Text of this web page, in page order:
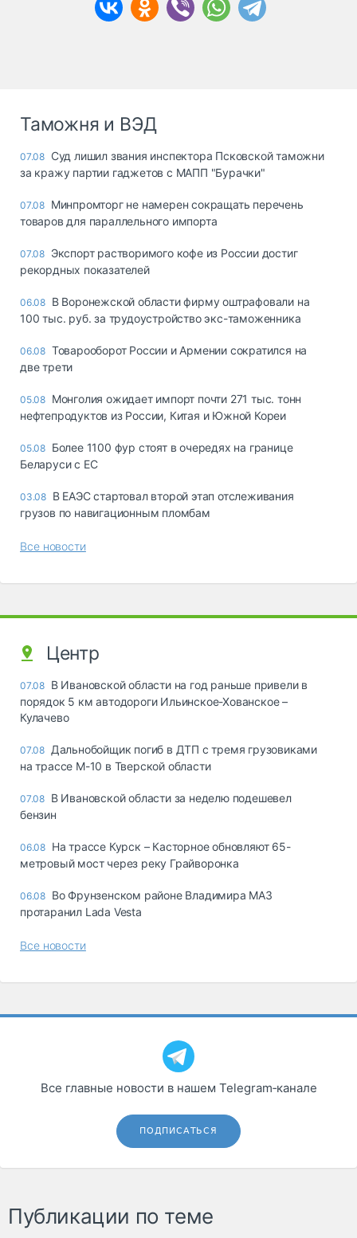
Таможня и ВЭД
07.08 Суд лишил звания инспектора Псковской таможни
за кражу партии гаджетов с МАПП "Бурачки"
07.08 Минпромторг не намерен сокращать перечень
товаров для параллельного импорта
07.08 Экспорт растворимого кофе из России достиг
рекордных показателей
06.08 В Воронежской области фирму оштрафовали на
100 тыс. руб. за трудоустройство экс-таможенника
06.08 Товарооборот России и Армении сократился на
две трети
05.08 Монголия ожидает импорт почти 271 тыс. тонн
нефтепродуктов из России, Китая и Южной Кореи
05.08 Более 1100 фур стоят в очередях на границе
Беларуси с ЕС
03.08 В ЕАЭС стартовал второй этап отслеживания
грузов по навигационным пломбам
Все новости
Центр
07.08 В Ивановской области на год раньше привели в
порядок 5 км автодороги Ильинское-Хованское –
Кулачево
07.08 Дальнобойщик погиб в ДТП с тремя грузовиками
на трассе М-10 в Тверской области
07.08 В Ивановской области за неделю подешевел
бензин
06.08 На трассе Курск – Касторное обновляют 65-
метровый мост через реку Грайворонка
06.08 Во Фрунзенском районе Владимира МАЗ
протаранил Lada Vesta
Все новости
Все главные новости в нашем Telegram‑канале
ПОДПИСАТЬСЯ
Публикации по теме